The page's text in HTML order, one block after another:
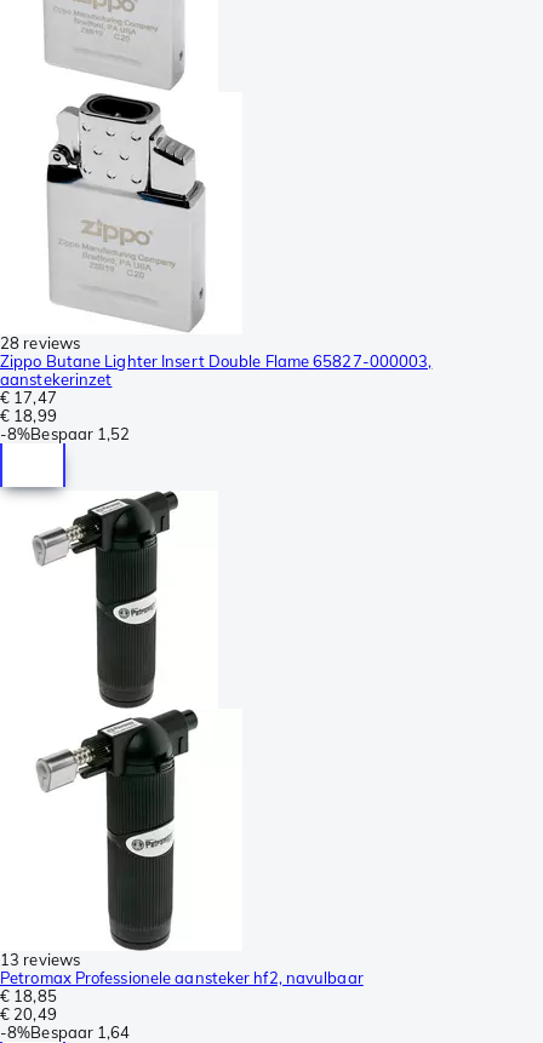
28 reviews
Zippo Butane Lighter Insert Double Flame 65827-000003,
aanstekerinzet
€ 17,47
€ 18,99
-8%Bespaar 1,52
13 reviews
Petromax Professionele aansteker hf2, navulbaar
€ 18,85
€ 20,49
-8%Bespaar 1,64